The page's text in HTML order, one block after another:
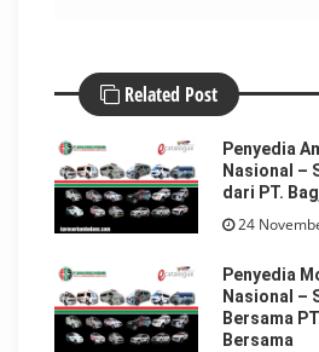
Related Post
Penyedia
Nasional –
dari PT.
24
Penyedia
Nasional –
Bersama
Bersama